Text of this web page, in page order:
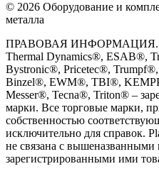
© 2026 Оборудование и
металла
ПРАВОВАЯ ИНФОРМАЦИЯ.
Thermal Dynamics®, ESAB®,
Bystronic®, Pricetec®,
Binzel®, EWM®, TBI®,
Messer®, Tecna®, Triton® –
марки. Все торговые марки,
собственностью
исключительно для справок.
не связана с вышеназванными
зарегистрированными ими